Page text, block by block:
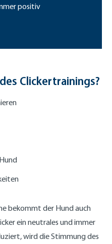
positiv
Clickertrainings?
bekommt der Hund auch
ein neutrales und immer
wird die Stimmung des